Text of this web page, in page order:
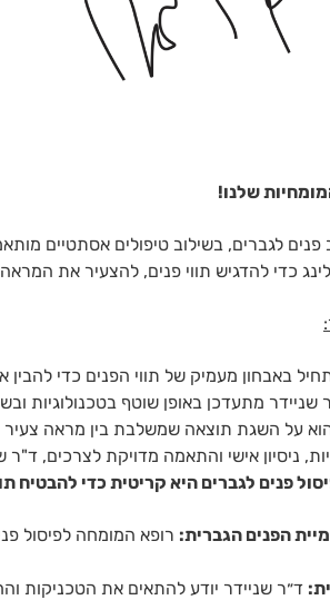
שלנו!
פנים לגברים, בשילוב טיפולים
כדי להדגיש תווי פנים, להצעיר את
באבחון מעמיק של תווי הפנים כדי
שניידר מתעדכן באופן שוטף בטכנולוגיות
על השגת תוצאה שמשלבת בין מראה צעיר
ניסיון אישי והתאמה מדויקת לצרכים,
פנים לגברים היא קריטית כדי להבטיח
הפנים הגברית: רופא המומחה לפיסול
ד״ר שניידר יודע להתאים את הטכניקות